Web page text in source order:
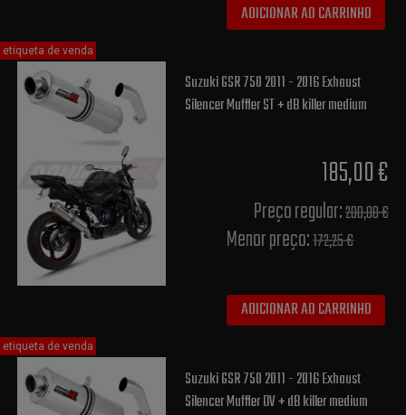
ADICIONAR AO CARRINHO
Suzuki GSR 750 2011 - 2016 Exhaust
Silencer Muffler ST + dB killer medium
185,00 €
Preço regular:200,00 €
Menor preço:172,25 €
ADICIONAR AO CARRINHO
etiqueta de venda
Suzuki GSR 750 2011 - 2016 Exhaust
Silencer Muffler OV + dB killer medium
etiqueta de venda